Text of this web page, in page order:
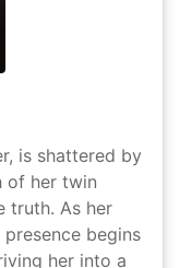
is shattered by
of her twin
truth. As her
begins
her into a